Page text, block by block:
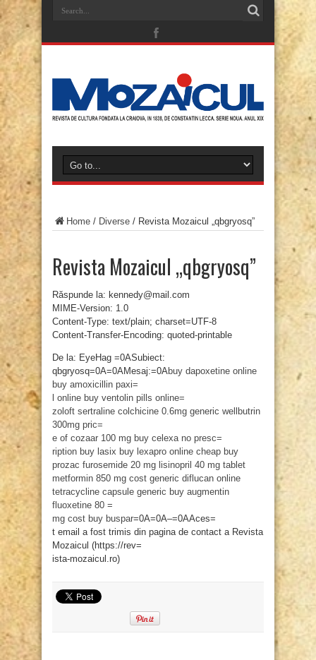
Home / Diverse / Revista Mozaicul „qbgryosq”
Revista Mozaicul „qbgryosq”
Răspunde la: kennedy@mail.com
MIME-Version: 1.0
Content-Type: text/plain; charset=UTF-8
Content-Transfer-Encoding: quoted-printable
De la: EyeHag =0ASubiect:
qbgryosq=0A=0AMesaj:=0Abuy dapoxetine online
buy amoxicillin paxi=
l online buy ventolin pills online=
zoloft sertraline colchicine 0.6mg generic wellbutrin
300mg pric=
e of cozaar 100 mg buy celexa no presc=
ription buy lasix buy lexapro online cheap buy
prozac furosemide 20 mg lisinopril 40 mg tablet
metformin 850 mg cost generic diflucan online
tetracycline capsule generic buy augmentin
fluoxetine 80 =
mg cost buy buspar=0A=0A–=0AAces=
t email a fost trimis din pagina de contact a Revista
Mozaicul (https://rev=
ista-mozaicul.ro)